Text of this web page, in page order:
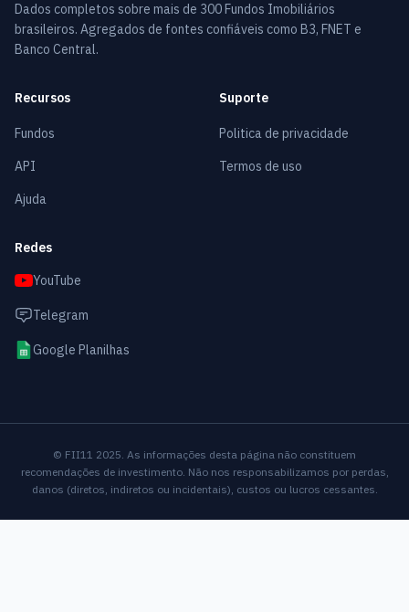
Dados completos sobre mais de 300 Fundos Imobiliários
brasileiros. Agregados de fontes confiáveis como B3, FNET e
Banco Central.
Recursos
Fundos
API
Ajuda
Suporte
Politica de privacidade
Termos de uso
Redes
YouTube
Telegram
Google Planilhas
© FII11 2025. As informações desta página não constituem
recomendações de investimento. Não nos responsabilizamos por perdas,
danos (diretos, indiretos ou incidentais), custos ou lucros cessantes.